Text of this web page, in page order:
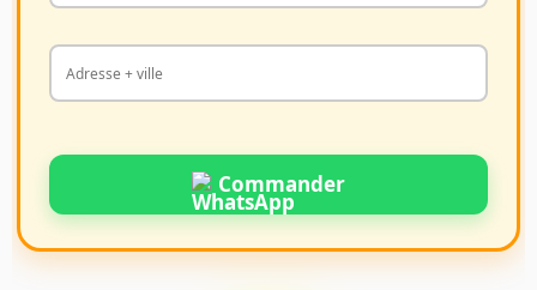
Commander